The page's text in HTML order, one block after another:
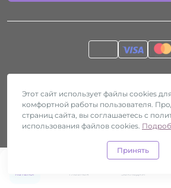
Каталог Главная Закладки
0
Секс-шоп Htyvka ©
Этот сайт использует файлы cookies
комфортной работы пользователя.
страниц сайта, вы соглашаетесь с
использования файлов cookies.
Принять